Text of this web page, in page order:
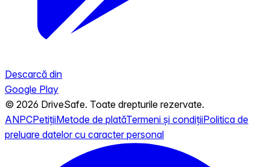
Descarcă din
Google Play
© 2026 DriveSafe. Toate drepturile rezervate.
ANPCPetițiiMetode de platăTermeni și condițiiPolitica de
preluare datelor cu caracter personal